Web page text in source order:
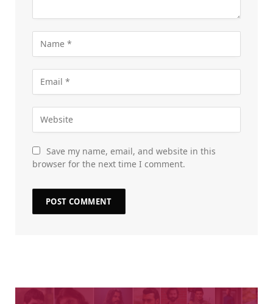
Save my name, email, and website in this
browser for the next time I comment.